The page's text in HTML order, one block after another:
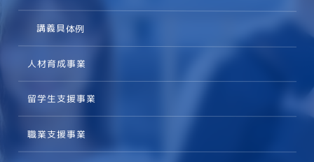
講義具体例
人材育成事業
留学生支援事業
職業支援事業